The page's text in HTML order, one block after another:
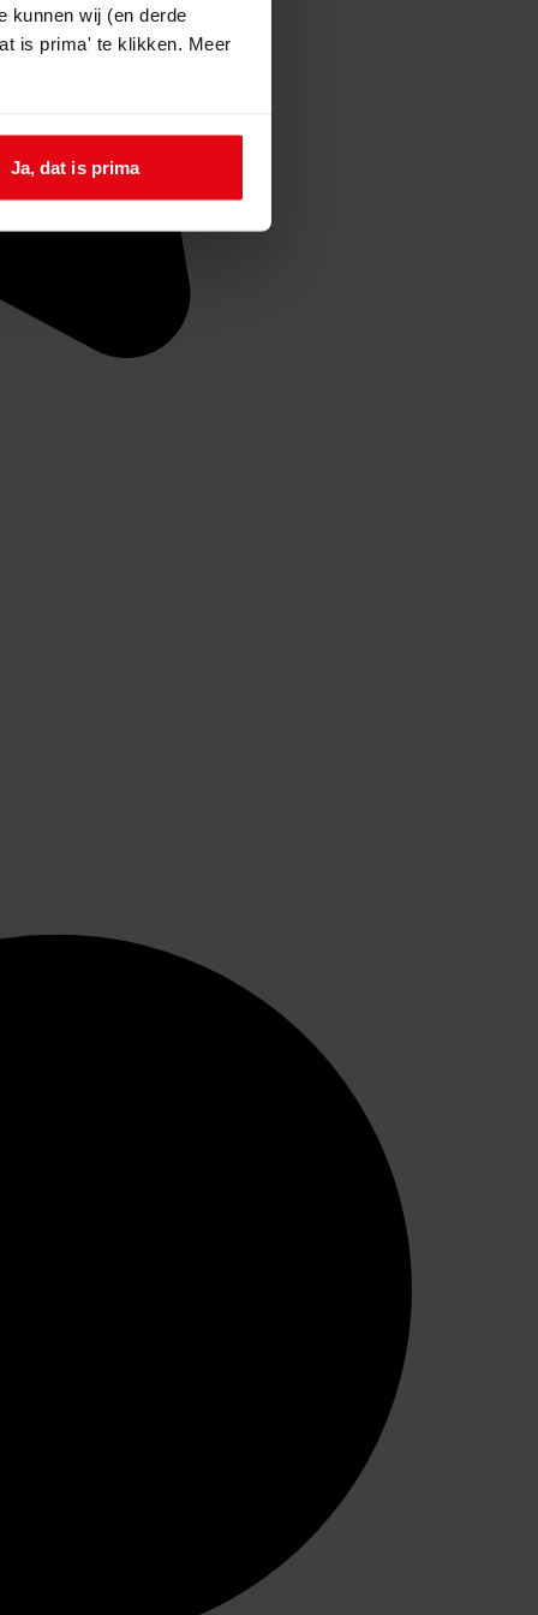
kunnen wij (en derde
is prima' te klikken. Meer
Ja, dat is prima